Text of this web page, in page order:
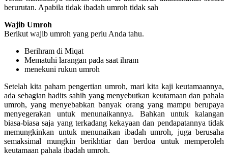
berurutan. Apabila tidak ibadah umroh tidak sah
Wajib Umroh
Berikut wajib umroh yang perlu Anda tahu.
Berihram di Miqat
Mematuhi larangan pada saat ihram
menekuni rukun umroh
Setelah kita paham pengertian umroh, mari kita kaji keutamaannya,
ada sebagian hadits sahih yang menyebutkan keutamaan dan pahala
umroh, yang menyebabkan banyak orang yang mampu berupaya
menyegerakan untuk menunaikannya. Bahkan untuk kalangan
biasa-biasa saja yang terkadang kekayaan dan pendapatannya tidak
memungkinkan untuk menunaikan ibadah umroh, juga berusaha
semaksimal mungkin berikhtiar dan berdoa untuk memperoleh
keutamaan pahala ibadah umroh.